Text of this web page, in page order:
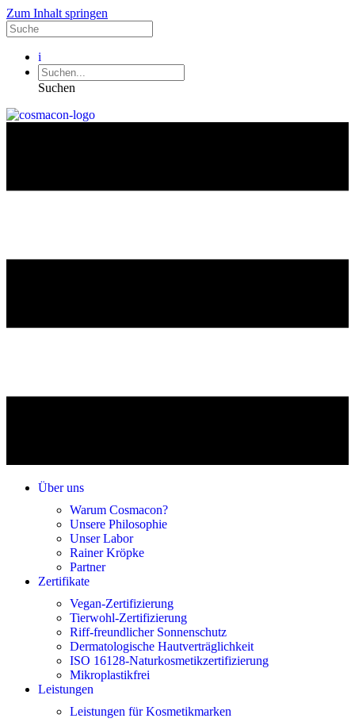
Zum Inhalt springen
i
Suchen
Über uns
Warum Cosmacon?
Unsere Philosophie
Unser Labor
Rainer Kröpke
Partner
Zertifikate
Vegan-Zertifizierung
Tierwohl-Zertifizierung
Riff-freundlicher Sonnenschutz
Dermatologische Hautverträglichkeit
ISO 16128-Naturkosmetikzertifizierung
Mikroplastikfrei
Leistungen
Leistungen für Kosmetikmarken